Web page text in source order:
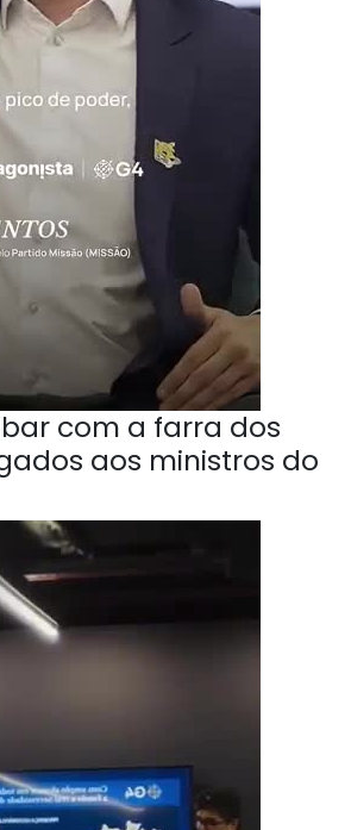
com a farra dos
aos ministros do